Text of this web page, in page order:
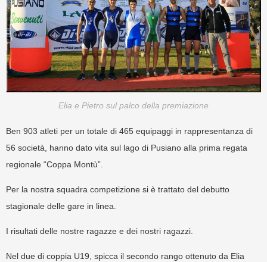
Elia e Pietro sul palco della premiazione
Ben 903 atleti per un totale di 465 equipaggi in rappresentanza di
56 società, hanno dato vita sul lago di Pusiano alla prima regata
regionale “Coppa Montù”.
Per la nostra squadra competizione si è trattato del debutto
stagionale delle gare in linea.
I risultati delle nostre ragazze e dei nostri ragazzi.
Nel due di coppia U19, spicca il secondo rango ottenuto da Elia